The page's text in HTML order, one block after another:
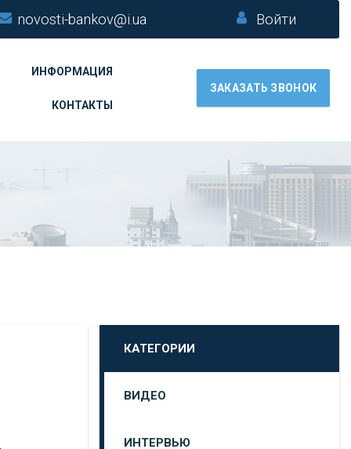
novosti-bankov@i.ua Войти
ИНФОРМАЦИЯ
КОНТАКТЫ
ЗАКАЗАТЬ ЗВОНОК
КАТЕГОРИИ
ВИДЕО
ИНТЕРВЬЮ